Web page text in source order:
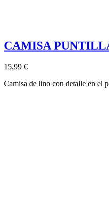
CAMISA
15,99 €
Camisa de lino con detalle en el